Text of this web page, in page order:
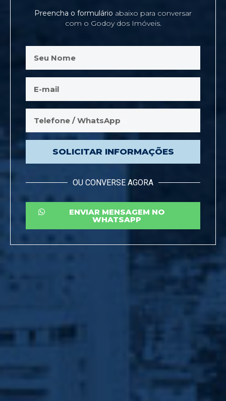
Preencha o formulário abaixo para conversar
com o Godoy dos Imóveis.
SOLICITAR INFORMAÇÕES
OU CONVERSE AGORA
ENVIAR MENSAGEM NO
WHATSAPP